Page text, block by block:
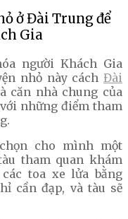
ở Đài Trung để
Gia
người Khách Gia
nhỏ này cách Đài
căn nhà chung của
những điểm tham
cho mình một
tham quan khám
toa xe lửa bằng
cần đạp, và tàu sẽ